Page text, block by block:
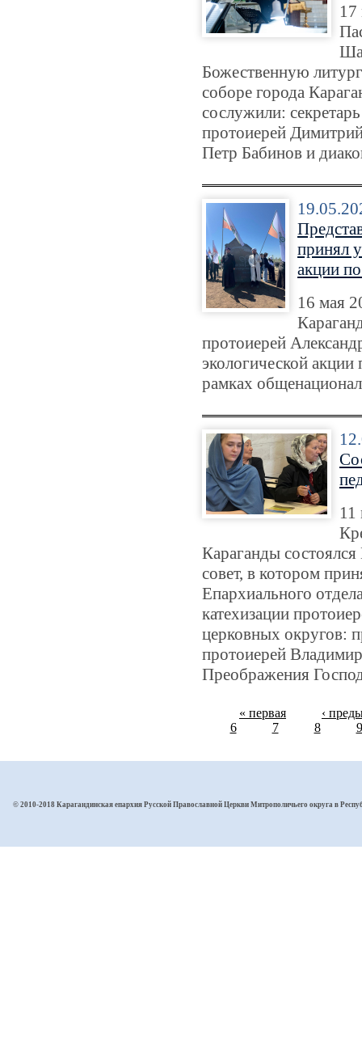
Божественную
соборе города
сослужили:
протоиерей
Петр Бабинов и
принял
акции
16 мая
протоиерей
экологической
рамках
11
Караганды
совет, в котором
Епархиального
катехизации
церковных округов:
протоиерей
Преображения
« первая
‹
6
7 8 9
© 2010-2018 Карагандинская епархия Русской Православной Церкви Митрополичьего округа в